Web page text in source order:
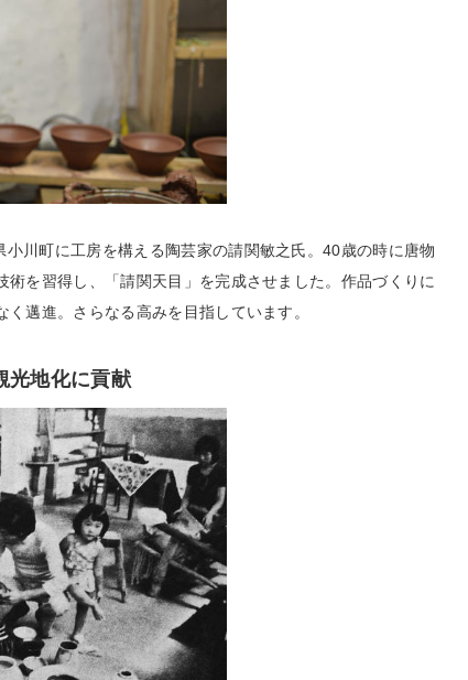
川町に工房を構える陶芸家の請関敏之氏。40歳の時に唐物
を習得し、「請関天目」を完成させました。作品づくりに
邁進。さらなる高みを目指しています。
光地化に貢献